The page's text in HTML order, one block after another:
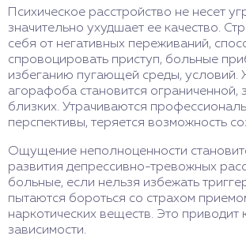
Психическое расстройство не несет
значительно ухудшает ее качество.
себя от негативных переживаний,
спровоцировать приступ, больные
избеганию пугающей среды, условий.
агорафоба становится ограниченной,
близких. Утрачиваются
перспективы, теряется возможность
Ощущение неполноценности
развития депрессивно-тревожных
больные, если нельзя избежать
пытаются бороться со страхом
наркотических веществ. Это приводит
зависимости.